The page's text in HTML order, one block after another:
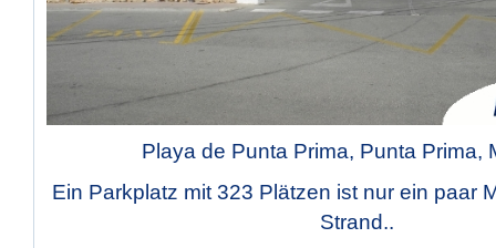
Playa de Punta Prima, Punta Prima,
Ein Parkplatz mit 323 Plätzen ist nur ein paar
Strand..